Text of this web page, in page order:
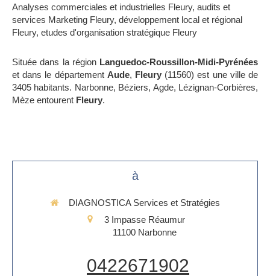
Analyses commerciales et industrielles Fleury, audits et
services Marketing Fleury, développement local et régional
Fleury, etudes d'organisation stratégique Fleury
Située dans la région Languedoc-Roussillon-Midi-Pyrénées
et dans le département Aude, Fleury (11560) est une ville de
3405 habitants. Narbonne, Béziers, Agde, Lézignan-Corbières,
Mèze entourent Fleury.
à
DIAGNOSTICA Services et Stratégies
3 Impasse Réaumur
11100 Narbonne
0422671902